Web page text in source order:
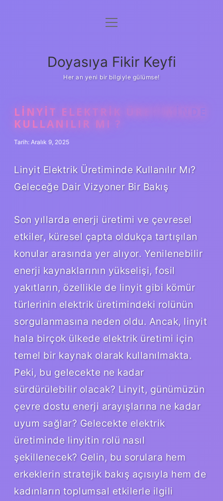
Anasayfa
Yasal Uyarı
menüyü
Doyasıya Fikir Keyfi
Her an yeni bir bilgiyle gülümse!
LINYIT ELEKTRIK ÜRETIMINDE
KULLANILIR MI ?
Tarih: Aralık 9, 2025
Linyit Elektrik Üretiminde Kullanılır Mı?
Geleceğe Dair Vizyoner Bir Bakış
Son yıllarda enerji üretimi ve çevresel
etkiler, küresel çapta oldukça tartışılan
konular arasında yer alıyor. Yenilenebilir
enerji kaynaklarının yükselişi, fosil
yakıtların, özellikle de linyit gibi kömür
türlerinin elektrik üretimindeki rolünün
sorgulanmasına neden oldu. Ancak, linyit
hala birçok ülkede elektrik üretimi için
temel bir kaynak olarak kullanılmakta.
Peki, bu gelecekte ne kadar
sürdürülebilir olacak? Linyit, günümüzün
çevre dostu enerji arayışlarına ne kadar
uyum sağlar? Gelecekte elektrik
üretiminde linyitin rolü nasıl
şekillenecek? Gelin, bu sorulara hem
erkeklerin stratejik bakış açısıyla hem de
kadınların toplumsal etkilerle ilgili